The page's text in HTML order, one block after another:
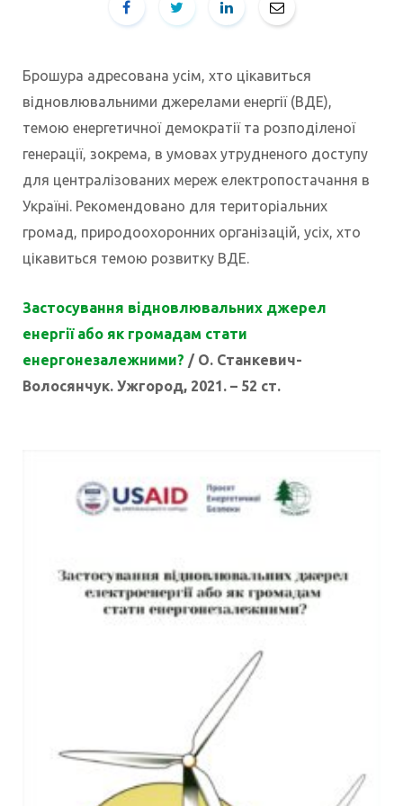
Брошура адресована усім, хто цікавиться
відновлювальними джерелами енергії (ВДЕ),
темою енергетичної демократії та розподіленої
генерації, зокрема, в умовах утрудненого доступу
для централізованих мереж електропостачання в
Україні. Рекомендовано для територіальних
громад, природоохоронних організацій, усіх, хто
цікавиться темою розвитку ВДЕ.
Застосування відновлювальних джерел
енергії або як громадам стати
енергонезалежними? / О. Станкевич-
Волосянчук. Ужгород, 2021. – 52 ст.